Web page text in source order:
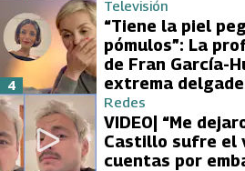
Televisión
“Tiene la piel
pómulos”: La
de Fran García-
extrema
4
Redes
VIDEO| “Me
Castillo sufre el
cuentas por